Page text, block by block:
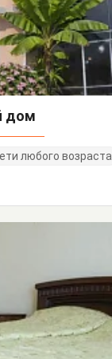
дом
любого возраста